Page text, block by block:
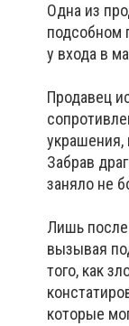
Одна из
подсобном
у входа в
Продавец
украшения,
Забрав
заняло не
Лишь после
вызывая
того, как
которые